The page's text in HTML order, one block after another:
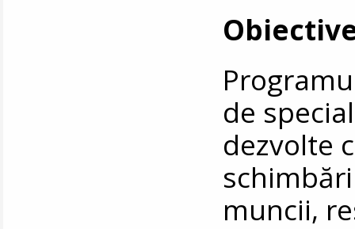
de
dezvolte
muncii,